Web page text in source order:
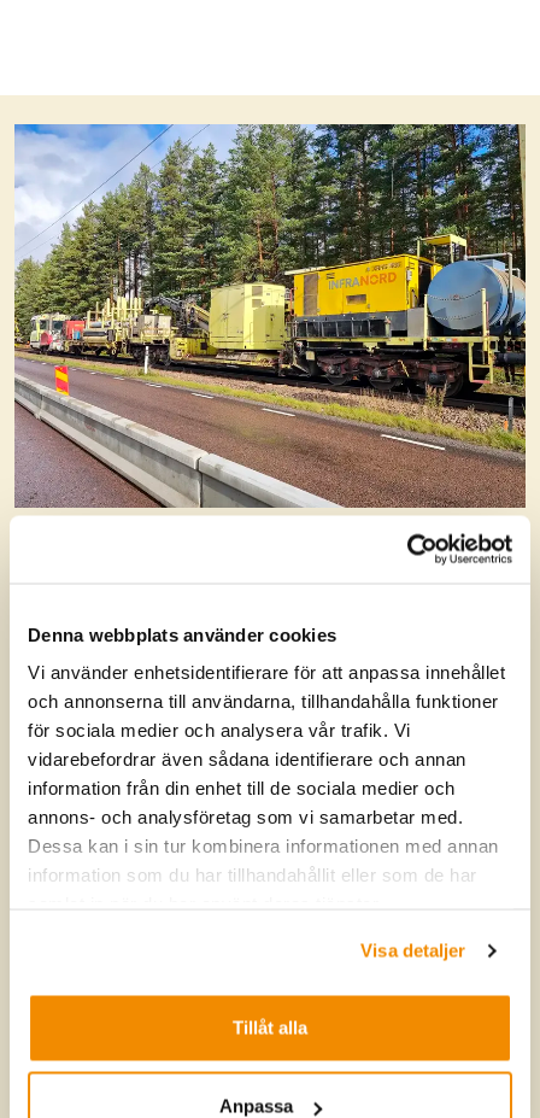
Denna webbplats använder cookies
Vi använder enhetsidentifierare för att anpassa innehållet
och annonserna till användarna, tillhandahålla funktioner
för sociala medier och analysera vår trafik. Vi
vidarebefordrar även sådana identifierare och annan
information från din enhet till de sociala medier och
annons- och analysföretag som vi samarbetar med.
Dessa kan i sin tur kombinera informationen med annan
information som du har tillhandahållit eller som de har
Visa detaljer
Tillåt alla
Anpassa